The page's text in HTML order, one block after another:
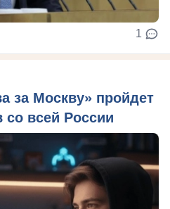
1
за Москву» пройдет
со всей России